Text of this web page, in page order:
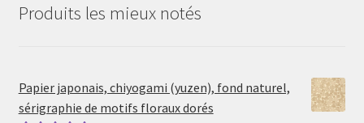
Produits les mieux notés
Papier japonais, chiyogami (yuzen), fond naturel,
sérigraphie de motifs floraux dorés